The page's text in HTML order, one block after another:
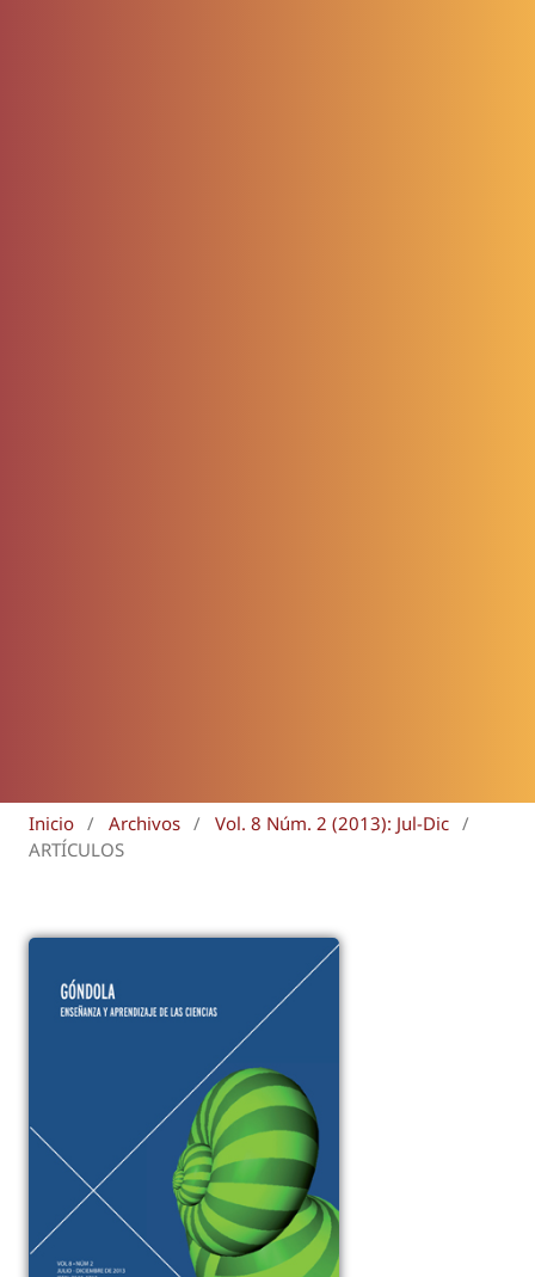
Inicio / Archivos / Vol. 8 Núm. 2 (2013): Jul-Dic /
ARTÍCULOS